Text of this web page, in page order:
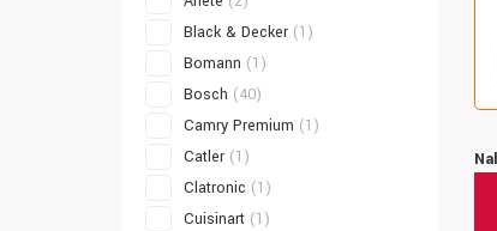
Black & Decker (1)
Bomann (1)
Bosch (40)
Camry Premium (1)
Catler (1)
Clatronic (1)
Cuisinart (1)